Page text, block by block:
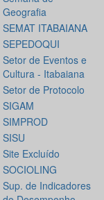
Geografia
SEMAT ITABAIANA
SEPEDOQUI
Setor de Eventos e
Cultura - Itabaiana
Setor de Protocolo
SIGAM
SIMPROD
SISU
Site Excluído
SOCIOLING
Sup. de Indicadores